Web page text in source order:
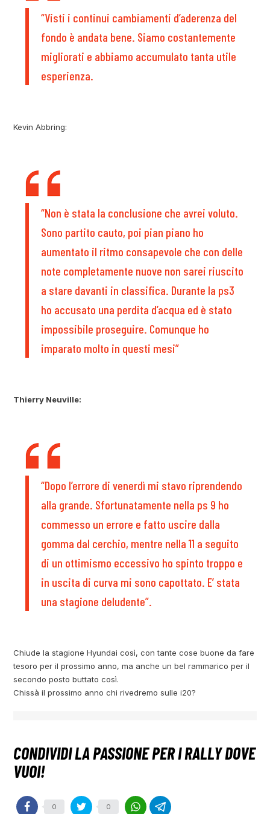
“Visti i continui cambiamenti d’aderenza del
fondo è andata bene. Siamo costantemente
migliorati e abbiamo accumulato tanta utile
esperienza.
Kevin Abbring:
“Non è stata la conclusione che avrei voluto.
Sono partito cauto, poi pian piano ho
aumentato il ritmo consapevole che con delle
note completamente nuove non sarei riuscito
a stare davanti in classifica. Durante la ps3
ho accusato una perdita d’acqua ed è stato
impossibile proseguire. Comunque ho
imparato molto in questi mesi”
Thierry Neuville:
“Dopo l’errore di venerdì mi stavo riprendendo
alla grande. Sfortunatamente nella ps 9 ho
commesso un errore e fatto uscire dalla
gomma dal cerchio, mentre nella 11 a seguito
di un ottimismo eccessivo ho spinto troppo e
in uscita di curva mi sono capottato. E’ stata
una stagione deludente”.
Chiude la stagione Hyundai così, con tante cose buone da fare
tesoro per il prossimo anno, ma anche un bel rammarico per il
secondo posto buttato così.
Chissà il prossimo anno chi rivedremo sulle i20?
0 0